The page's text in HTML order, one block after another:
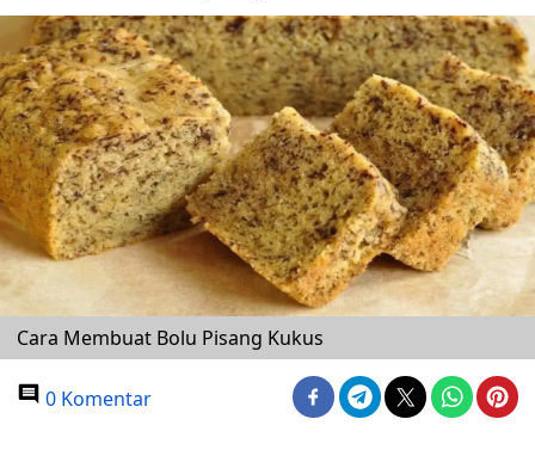
Cara Membuat Bolu Pisang Kukus
0 Komentar